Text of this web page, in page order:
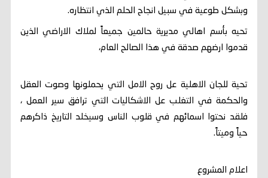
وبشكل طوعية في سبيل انجاح الحلم الذي انتظاره.
تحيه بأسم اهالي مديرية حالمين جميعاً لملاك الاراضي الذين
قدموا ارضهم صدقة في هذا الصالح العام،
تحية للجان الاهلية عل روح الامل التي يحملونها وصوت العقل
والحكمة في التغلب عل الاشكاليات التي ترافق سير العمل ،
فلقد نحتوا اسمائهم في قلوب الناس وسيخلد التاريخ ذاكرهم
حياً وميتاً.
اعلام المشروع